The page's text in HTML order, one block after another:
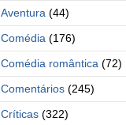
Aventura (44)
Comédia (176)
Comédia romântica (72)
Comentários (245)
Críticas (322)